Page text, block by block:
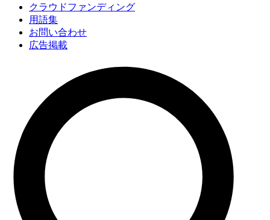
クラウドファンディング
用語集
お問い合わせ
広告掲載